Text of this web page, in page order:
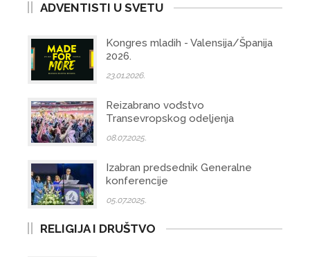
ADVENTISTI U SVETU
Kongres mladih - Valensija/Španija
2026.
23.01.2026.
Reizabrano vođstvo
Transevropskog odeljenja
08.07.2025.
Izabran predsednik Generalne
konferencije
05.07.2025.
RELIGIJA I DRUŠTVO